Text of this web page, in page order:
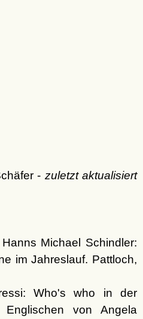
- zuletzt aktualisiert
Michael Schindler:
im Jahreslauf. Pattloch,
Who's who in der
von Angela